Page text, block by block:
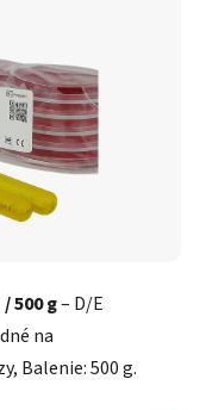
500 g– D/E
na
Balenie: 500 g.